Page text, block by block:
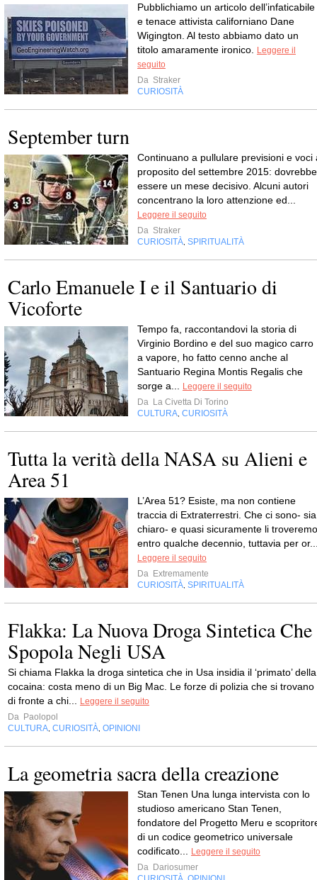
Pubblichiamo un articolo dell’infaticabile
e tenace attivista californiano Dane
Wigington. Al testo abbiamo dato un
titolo amaramente ironico.
Leggere il
seguito
Da Straker
CURIOSITÀ
September turn
Continuano a pullulare previsioni e voci
proposito del settembre 2015: dovrebbe
essere un mese decisivo. Alcuni autori
concentrano la loro attenzione ed...
Leggere il seguito
Da Straker
CURIOSITÀ SPIRITUALITÀ
Carlo Emanuele I e il Santuario di
Vicoforte
Tempo fa, raccontandovi la storia di
Virginio Bordino e del suo magico carro
a vapore, ho fatto cenno anche al
Santuario Regina Montis Regalis che
sorge a...
Leggere il seguito
Da La Civetta Di Torino
CULTURA CURIOSITÀ
Tutta la verità della NASA su Alieni e
Area 51
L’Area 51? Esiste, ma non contiene
traccia di Extraterrestri. Che ci sono- sia
chiaro- e quasi sicuramente li troveremo
entro qualche decennio, tuttavia per
Leggere il seguito
Da Extremamente
CURIOSITÀ SPIRITUALITÀ
Flakka: La Nuova Droga Sintetica Che
Spopola Negli USA
Si chiama Flakka la droga sintetica che in Usa insidia il ‘primato’ della
cocaina: costa meno di un Big Mac. Le forze di polizia che si trovano
di fronte a chi...
Leggere il seguito
Da Paolopol
CULTURA CURIOSITÀ OPINIONI
La geometria sacra della creazione
Stan Tenen Una lunga intervista con lo
studioso americano Stan Tenen,
fondatore del Progetto Meru e
di un codice geometrico universale
codificato...
Leggere il seguito
Da Dariosumer